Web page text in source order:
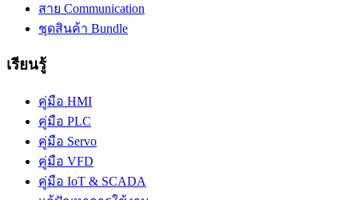
สาย Communication
ชุดสินค้า Bundle
เรียนรู้
คู่มือ HMI
คู่มือ PLC
คู่มือ Servo
คู่มือ VFD
คู่มือ IoT & SCADA